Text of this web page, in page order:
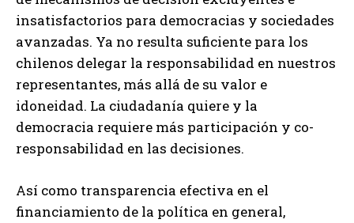
insatisfactorios para democracias y sociedades
avanzadas. Ya no resulta suficiente para los
chilenos delegar la responsabilidad en nuestros
representantes, más allá de su valor e
idoneidad. La ciudadanía quiere y la
democracia requiere más participación y co-
responsabilidad en las decisiones.
Así como transparencia efectiva en el
financiamiento de la política en general,